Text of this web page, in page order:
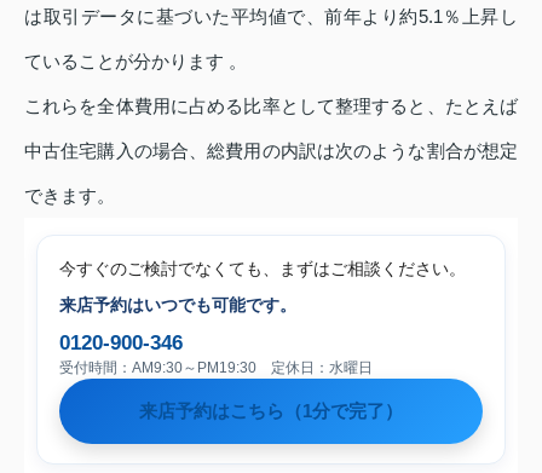
は取引データに基づいた平均値で、前年より約5.1％上昇し
ていることが分かります 。
これらを全体費用に占める比率として整理すると、たとえば
中古住宅購入の場合、総費用の内訳は次のような割合が想定
できます。
今すぐのご検討でなくても、まずはご相談ください。
来店予約はいつでも可能です。
0120-900-346
受付時間：AM9:30～PM19:30 定休日：水曜日
来店予約はこちら（1分で完了）